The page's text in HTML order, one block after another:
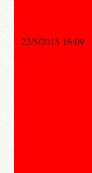
22/5/2015 16:09